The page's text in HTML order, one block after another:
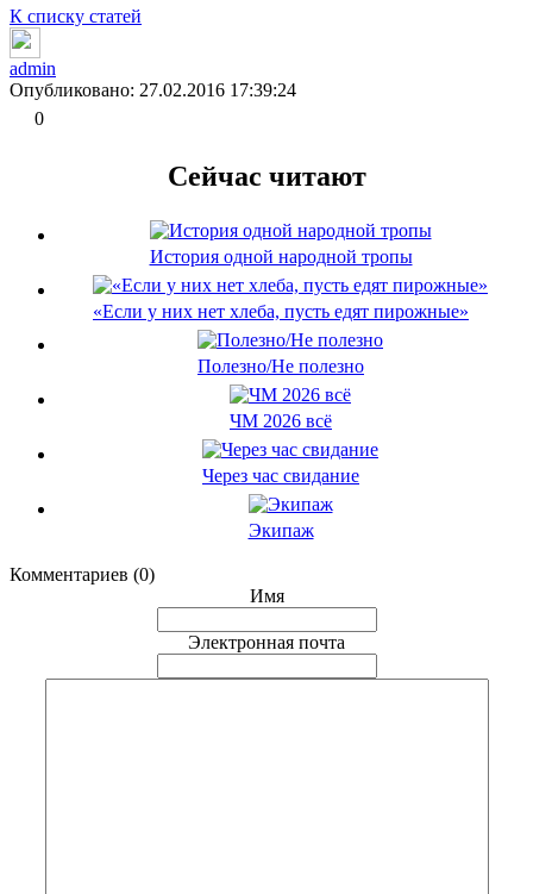
К списку статей
admin
Опубликовано: 27.02.2016 17:39:24
0
Сейчас читают
История одной народной тропы
«Если у них нет хлеба, пусть едят пирожные»
Полезно/Не полезно
ЧМ 2026 всё
Через час свидание
Экипаж
Комментариев (0)
Имя
Электронная почта